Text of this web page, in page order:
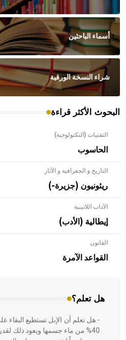
أسماء الباحثين
شراء النسخة الورقية
البحوث الأكثر قراءة
التقنيات (التكنولوجية)
الحاسوب
التاريخ و الجغرافية و الآثار
ريئونيون (جزيرة-)
الآداب اللاتينية
إيطالية (الأدب)
القانون
القواعد الآمرة
هل تعلم؟
- هل تعلم أن الأبلق نوع من
بالعمارة الإسلامية في بلاد
المعمار على بناء مداميكه وخاصة
- هل تعلم أن الإبل تستطيع البقاء
40% من ماء جسمها ويعود ذلك